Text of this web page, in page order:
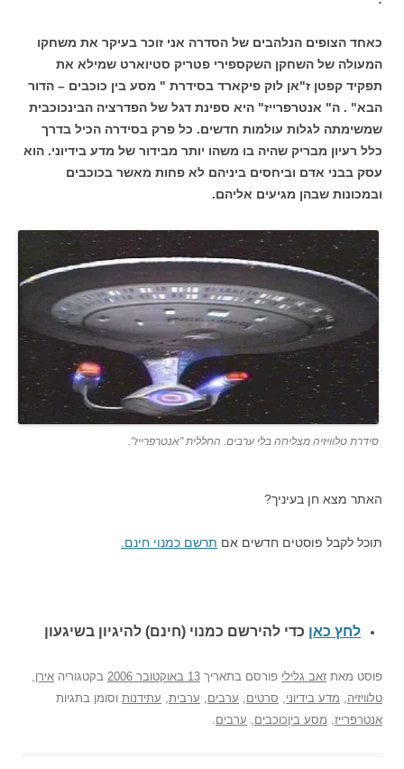
כאחד הצופים הנלהבים של הסדרה אני זוכר בעיקר את משחקו
המעולה של השחקן השקספירי פטריק סטיוארט שמילא את
תפקיד קפטן ז"אן לוק פיקארד בסידרת " מסע בין כוכבים – הדור
הבא" . ה" אנטרפרייז" היא ספינת דגל של הפדרציה הבינכוכבית
שמשימתה לגלות עולמות חדשים. כל פרק בסידרה הכיל בדרך
כלל רעיון מבריק שהיה בו משהו יותר מבידור של מדע בידיוני. הוא
עסק בבני אדם וביחסים ביניהם לא פחות מאשר בכוכבים
ובמכונות שבהן מגיעים אליהם.
סידרת טלוויזיה מצליחה בלי ערבים. החללית "אנטרפרייז".
האתר מצא חן בעיניך?
תוכל לקבל פוסטים חדשים אם תרשם כמנוי חינם.
לחץ כאן כדי להירשם כמנוי (חינם) להיגיון בשיגעון
פוסט מאת זאב גלילי פורסם בתאריך 13 באוקטובר 2006 בקטגוריה אירן
טלוויזיה
מדע בידיוני סרטים ערבים ערבית עתידנות וסומן בתגיות
אנטרפרייז מסע ביןכוכבים ערבים